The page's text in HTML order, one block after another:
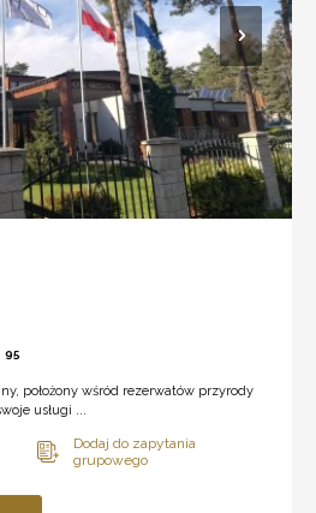
95
położony wśród rezerwatów przyrody
usługi ...